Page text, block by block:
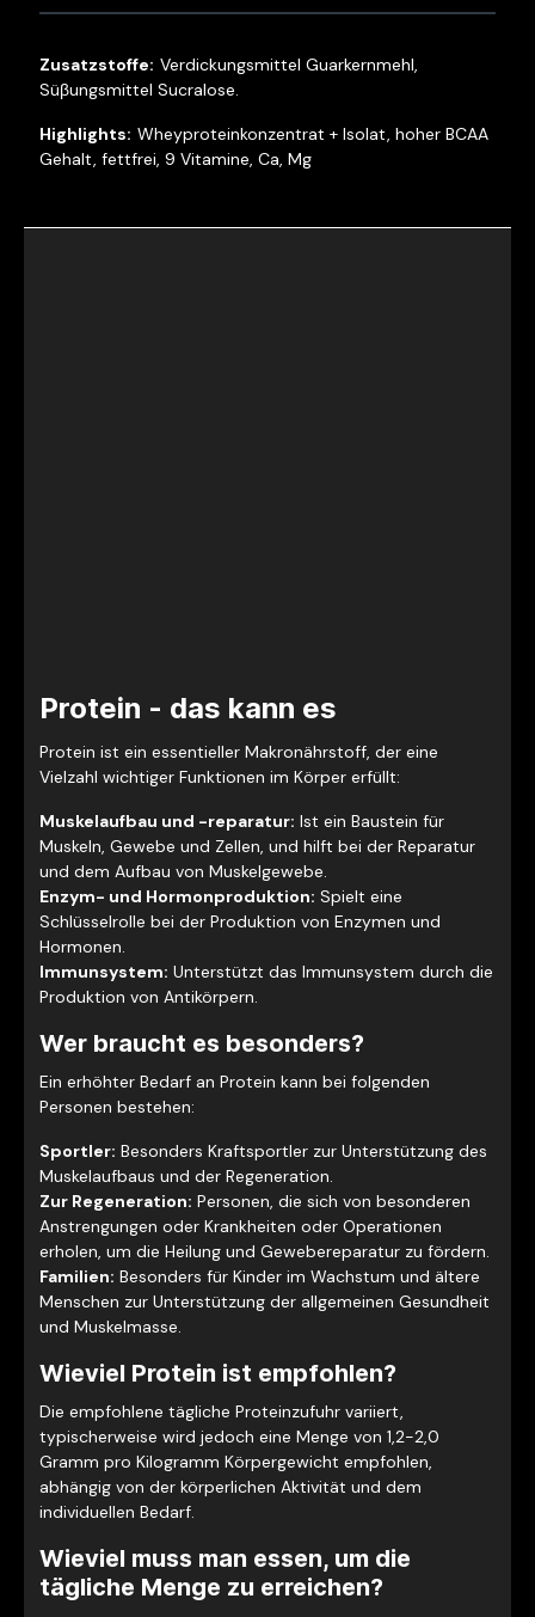
Verdickungsmittel Guarkernmehl,
Süβungsmittel Sucralose.
Wheyproteinkonzentrat + Isolat, hoher BCAA
Gehalt, fettfrei, 9 Vitamine, Ca, Mg
Protein - das kann es
Protein ist ein essentieller Makronährstoff, der eine
Vielzahl wichtiger Funktionen im Körper erfüllt:
Muskelaufbau und -reparatur: Ist ein Baustein für
Muskeln, Gewebe und Zellen, und hilft bei der Reparatur
und dem Aufbau von Muskelgewebe.
Enzym- und Hormonproduktion: Spielt eine
Schlüsselrolle bei der Produktion von Enzymen und
Hormonen.
Immunsystem: Unterstützt das Immunsystem durch die
Produktion von Antikörpern.
Wer braucht es besonders?
Ein erhöhter Bedarf an Protein kann bei folgenden
Personen bestehen:
Sportler: Besonders Kraftsportler zur Unterstützung des
Muskelaufbaus und der Regeneration.
Zur Regeneration: Personen, die sich von besonderen
Anstrengungen oder Krankheiten oder Operationen
erholen, um die Heilung und Gewebereparatur zu fördern.
Familien: Besonders für Kinder im Wachstum und ältere
Menschen zur Unterstützung der allgemeinen Gesundheit
und Muskelmasse.
Wieviel Protein ist empfohlen?
Die empfohlene tägliche Proteinzufuhr variiert,
typischerweise wird jedoch eine Menge von 1,2-2,0
Gramm pro Kilogramm Körpergewicht empfohlen,
abhängig von der körperlichen Aktivität und dem
individuellen Bedarf.
Wieviel muss man essen, um die
tägliche Menge zu erreichen?